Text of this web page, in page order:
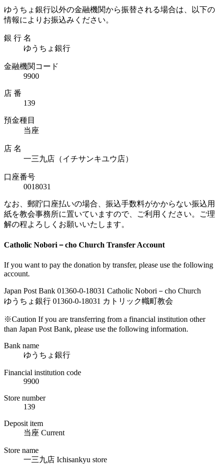
ゆうちょ銀行以外の金融機関から振替される場合は、以下の
情報によりお振込みください。
銀 行 名
ゆうちょ銀行
金融機関コード
9900
店 番
139
預金種目
当座
店 名
一三九店（イチサンキユウ店）
口座番号
0018031
なお、郵貯口座払いの場合、振込手数料がかからない振込用
紙を教会事務所に置いていますので、ご利用ください。ご理
解の程よろしくお願いいたします。
Catholic Nobori－cho Church Transfer Account
If you want to pay the donation by transfer, please use the following
account.
Japan Post Bank 01360-0-18031 Catholic Nobori－cho Church
ゆうちょ銀行 01360-0-18031 カトリック幟町教会
※Caution If you are transferring from a financial institution other
than Japan Post Bank, please use the following information.
Bank name
ゆうちょ銀行
Financial institution code
9900
Store number
139
Deposit item
当座 Current
Store name
一三九店 Ichisankyu store